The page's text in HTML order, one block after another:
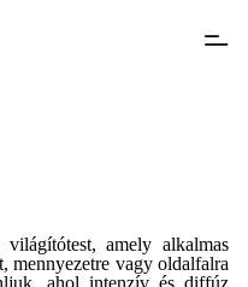
amely alkalmas
mennyezetre vagy oldalfalra
ahol intenzív és diffúz